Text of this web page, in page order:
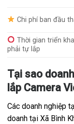
Chi phí ban đầu
Thời gian triển
phải tự lắp
Tại sao
lắp Camera
Các doanh nghiệp
doanh tại Xã Bình